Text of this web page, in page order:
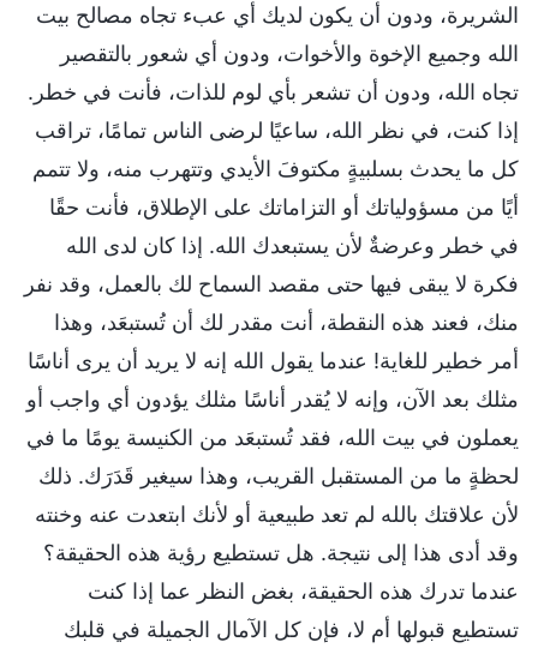
الشريرة، ودون أن يكون لديك أي عبء تجاه مصالح بيت
الله وجميع الإخوة والأخوات، ودون أي شعور بالتقصير
تجاه الله، ودون أن تشعر بأي لوم للذات، فأنت في خطر.
إذا كنت، في نظر الله، ساعيًا لرضى الناس تمامًا، تراقب
كل ما يحدث بسلبيةٍ مكتوفَ الأيدي وتتهرب منه، ولا تتمم
أيًا من مسؤولياتك أو التزاماتك على الإطلاق، فأنت حقًا
في خطر وعرضةٌ لأن يستبعدك الله. إذا كان لدى الله
فكرة لا يبقى فيها حتى مقصد السماح لك بالعمل، وقد نفر
منك، فعند هذه النقطة، أنت مقدر لك أن تُستبعَد، وهذا
أمر خطير للغاية! عندما يقول الله إنه لا يريد أن يرى أناسًا
مثلك بعد الآن، وإنه لا يُقدر أناسًا مثلك يؤدون أي واجب أو
يعملون في بيت الله، فقد تُستبعَد من الكنيسة يومًا ما في
لحظةٍ ما من المستقبل القريب، وهذا سيغير قَدَرَك. ذلك
لأن علاقتك بالله لم تعد طبيعية أو لأنك ابتعدت عنه وخنته
وقد أدى هذا إلى نتيجة. هل تستطيع رؤية هذه الحقيقة؟
عندما تدرك هذه الحقيقة، بغض النظر عما إذا كنت
تستطيع قبولها أم لا، فإن كل الآمال الجميلة في قلبك